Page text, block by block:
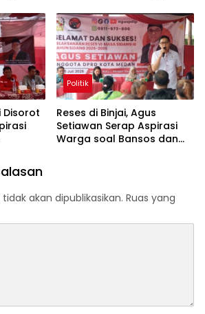
Disorot
Politik
Reses di Binjai, Agus
Setiawan Serap Aspirasi
Warga soal Bansos dan
akan dipublikasikan. Ruas yang